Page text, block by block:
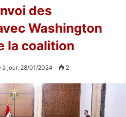
des
Washington
la coalition
à jour: 28/01/2024 2